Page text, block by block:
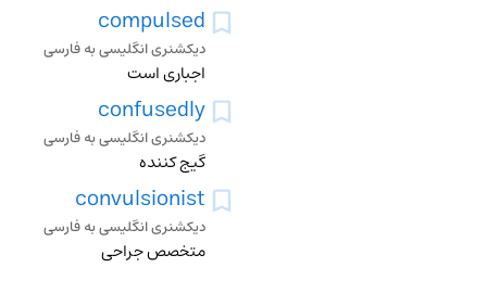
compulsed
دیکشنری انگلیسی به فارسی
اجباری است
confusedly
دیکشنری انگلیسی به فارسی
گیج کننده
convulsionist
دیکشنری انگلیسی به فارسی
متخصص جراحی